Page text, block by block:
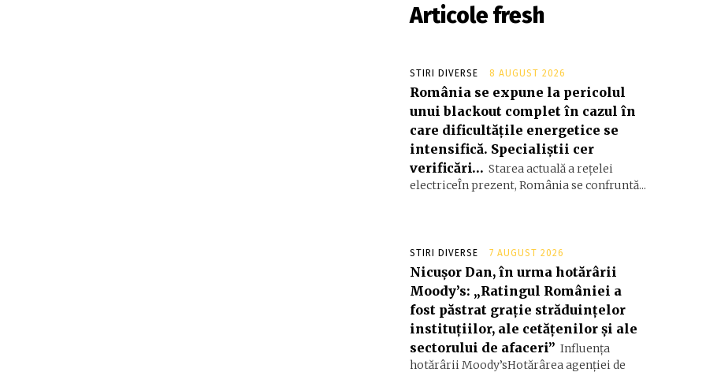
Articole fresh
STIRI DIVERSE 8 AUGUST 2026
România se expune la pericolul
unui blackout complet în cazul în
care dificultățile energetice se
intensifică. Specialiștii cer
verificări… Starea actuală a rețelei
electriceÎn prezent, România se confruntă...
STIRI DIVERSE 7 AUGUST 2026
Nicușor Dan, în urma hotărârii
Moody’s: „Ratingul României a
fost păstrat grație străduințelor
instituțiilor, ale cetățenilor și ale
sectorului de afaceri” Influența
hotărârii Moody’sHotărârea agenției de